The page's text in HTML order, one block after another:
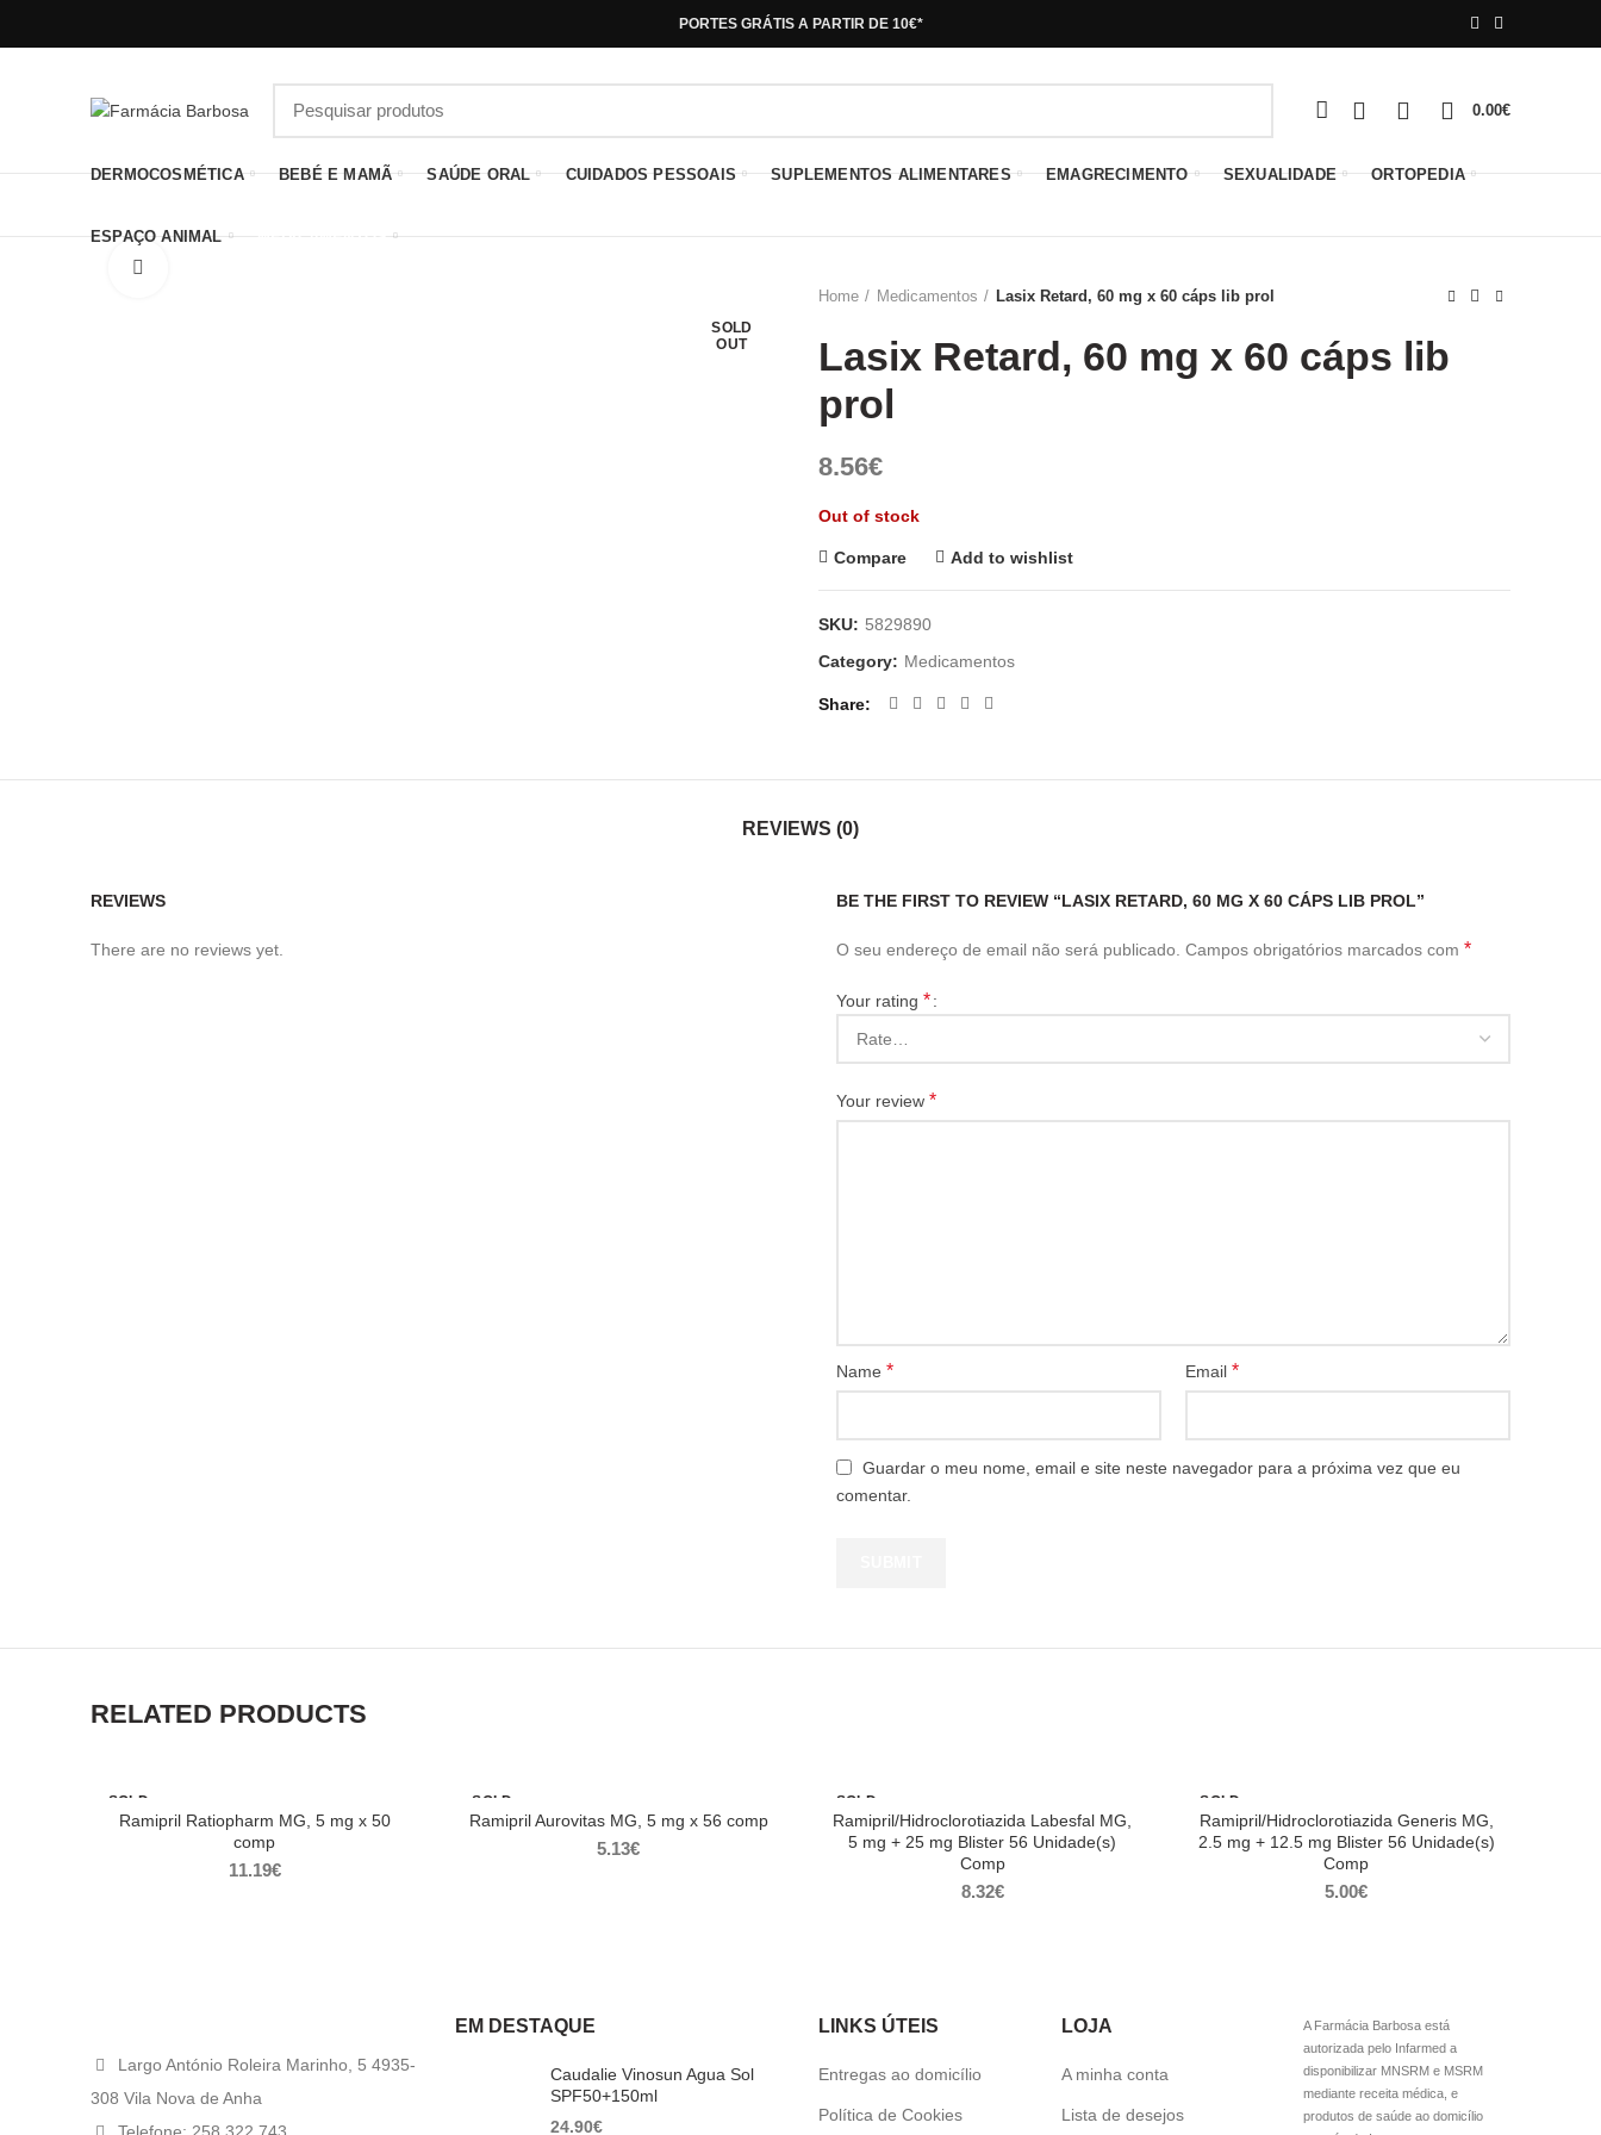
PORTES GRÁTIS A PARTIR DE 10€*
0.00€
DERMOCOSMÉTICA BEBÉ E MAMÃ SAÚDE ORAL CUIDADOS PESSOAIS SUPLEMENTOS ALIMENTARES EMAGRECIMENTO SEXUALIDADE ORTOPEDIA
ESPAÇO ANIMAL
SOLD
OUT
Home
Medicamentos Lasix Retard, 60 mg x 60 cáps lib prol
Lasix Retard, 60 mg x 60 cáps lib
prol
8.56€
Out of stock
Compare Add to wishlist
SKU: 5829890
Category: Medicamentos
Share
REVIEWS (0)
REVIEWS
There are no reviews yet.
BE THE FIRST TO REVIEW “LASIX RETARD, 60 MG X 60 CÁPS LIB PROL”
O seu endereço de email não será publicado. Campos obrigatórios marcados com *
Your rating *
Your review *
Name * Email *
Guardar o meu nome, email e site neste navegador para a próxima vez que eu
comentar.
RELATED PRODUCTS
SOLD
OUT
Ramipril Ratiopharm MG, 5 mg x 50
comp
11.19€
SOLD
OUT
Ramipril Aurovitas MG, 5 mg x 56 comp
5.13€
SOLD
OUT
Ramipril/Hidroclorotiazida Labesfal MG,
5 mg + 25 mg Blister 56 Unidade(s)
Comp
8.32€
SOLD
OUT
Ramipril/Hidroclorotiazida Generis MG,
2.5 mg + 12.5 mg Blister 56 Unidade(s)
Comp
5.00€
Largo António Roleira Marinho, 5 4935-
308 Vila Nova de Anha
EM DESTAQUE
Caudalie Vinosun Agua Sol
SPF50+150ml
24.90€
LINKS ÚTEIS
Entregas ao domicílio
Política de Cookies
LOJA
A minha conta
Lista de desejos
A Farmácia Barbosa está
autorizada pelo Infarmed a
disponibilizar MNSRM e MSRM
mediante receita médica, e
produtos de saúde ao domicílio